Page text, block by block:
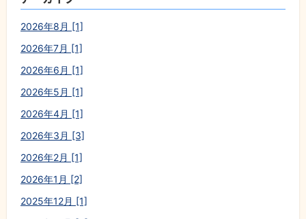
2026年8月 [1]
2026年7月 [1]
2026年6月 [1]
2026年5月 [1]
2026年4月 [1]
2026年3月 [3]
2026年2月 [1]
2026年1月 [2]
2025年12月 [1]